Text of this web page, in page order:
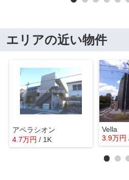
エリアの近い物件
アペラシオン
4.7万円 / 1K
Vella
3.9万円